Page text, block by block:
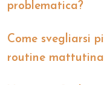
problematica?
Come svegliarsi
routine mattutina